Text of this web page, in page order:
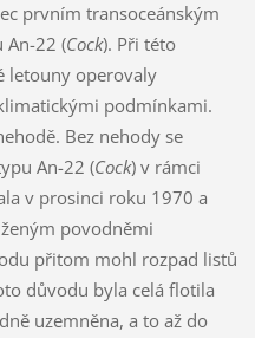
prvním transoceánským
An-22 (Cock). Při této
letouny operovaly
podmínkami.
Bez nehody se
An-22 (Cock) v rámci
v prosinci roku 1970 a
povodněmi
přitom mohl rozpad listů
důvodu byla celá flotila
uzemněna, a to až do